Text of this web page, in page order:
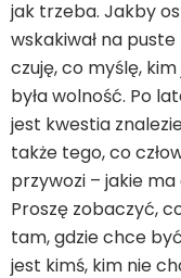
jak trzeba. Jakby
wskakiwał na puste
czuję, co myślę,
była wolność. Po
jest kwestia
także tego, co
przywozi – jakie
Proszę zobaczyć,
tam, gdzie chce
jest kimś, kim nie